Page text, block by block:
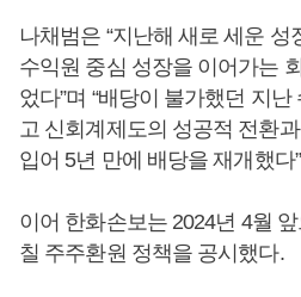
나채범은 “지난해 새로 세운
수익원 중심 성장을 이어가는
었다”며 “배당이 불가했던 지
고 신회계제도의 성공적 전환
입어 5년 만에 배당을 재개했다
이어 한화손보는 2024년 4월
칠 주주환원 정책을 공시했다.